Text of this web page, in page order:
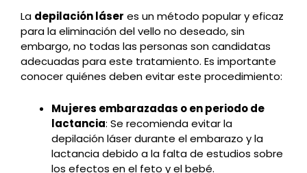
La depilación láser es un método popular y eficaz
para la eliminación del vello no deseado, sin
embargo, no todas las personas son candidatas
adecuadas para este tratamiento. Es importante
conocer quiénes deben evitar este procedimiento:
Mujeres embarazadas o en periodo de
lactancia: Se recomienda evitar la
depilación láser durante el embarazo y la
lactancia debido a la falta de estudios sobre
los efectos en el feto y el bebé.